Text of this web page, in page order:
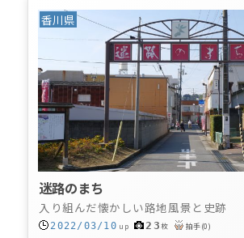
香川県
迷路のまち
入り組んだ懐かしい路地風景と史跡
2022/03/10 up 23枚 拍手(0)